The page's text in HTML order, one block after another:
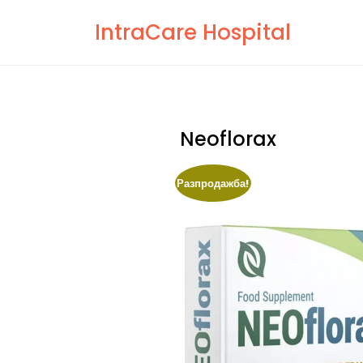
IntraCare Hospital
Neoflorax
Разпродажба!